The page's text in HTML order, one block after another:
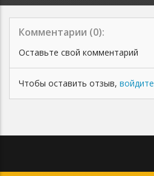
Комментарии (0):
Оставьте свой комментарий
Чтобы оставить отзыв, войдите